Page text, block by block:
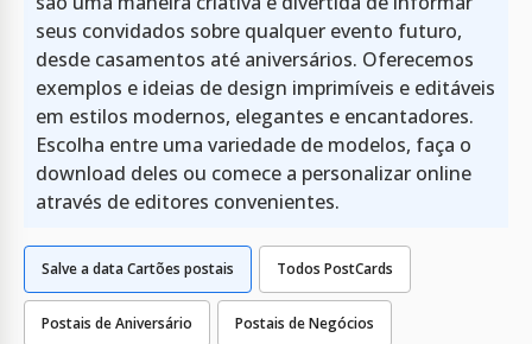
seus convidados sobre qualquer evento futuro,
desde casamentos até aniversários. Oferecemos
exemplos e ideias de design imprimíveis e editáveis
em estilos modernos, elegantes e encantadores.
Escolha entre uma variedade de modelos, faça o
download deles ou comece a personalizar online
através de editores convenientes.
Todos PostCards
Postais de Aniversário Postais de Negócios
Salve a data Cartões postais